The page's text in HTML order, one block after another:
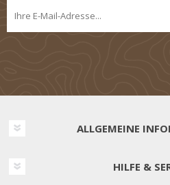
ALLGEMEINE
HILFE &